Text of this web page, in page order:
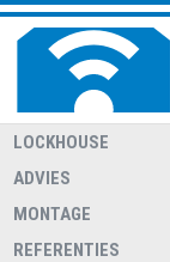
LOCKHOUSE
ADVIES
MONTAGE
REFERENTIES